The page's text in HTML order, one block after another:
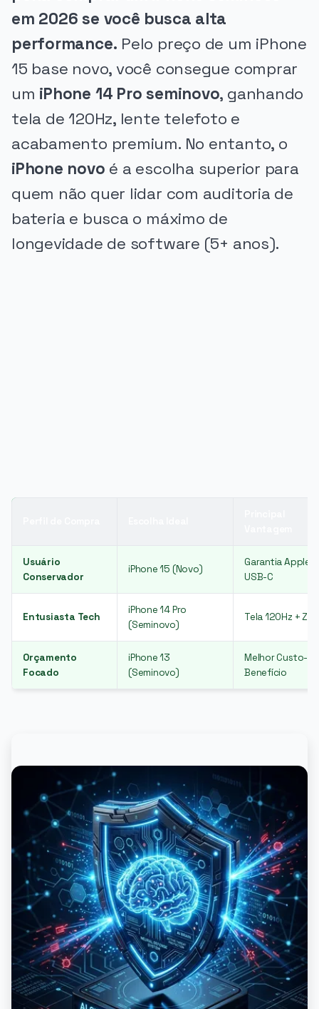
em 2026 se você busca alta
performance. Pelo preço de um iPhone
15 base novo, você consegue comprar
um iPhone 14 Pro seminovo, ganhando
tela de 120Hz, lente telefoto e
acabamento premium. No entanto, o
iPhone novo é a escolha superior para
quem não quer lidar com auditoria de
bateria e busca o máximo de
longevidade de software (5+ anos).
Usuário
Conservador
iPhone 15 (Novo)
Garantia Apple +
USB-C
Entusiasta Tech
iPhone 14 Pro
(Seminovo)
Tela 120Hz +
Orçamento
Focado
iPhone 13
(Seminovo)
Melhor Custo-
Benefício